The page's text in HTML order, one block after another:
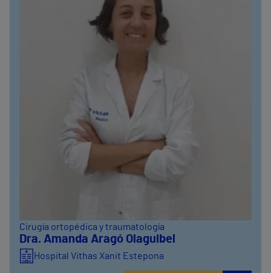
Cirugía ortopédica y traumatología
Dra. Amanda Aragó Olaguibel
Hospital Vithas Xanit Estepona